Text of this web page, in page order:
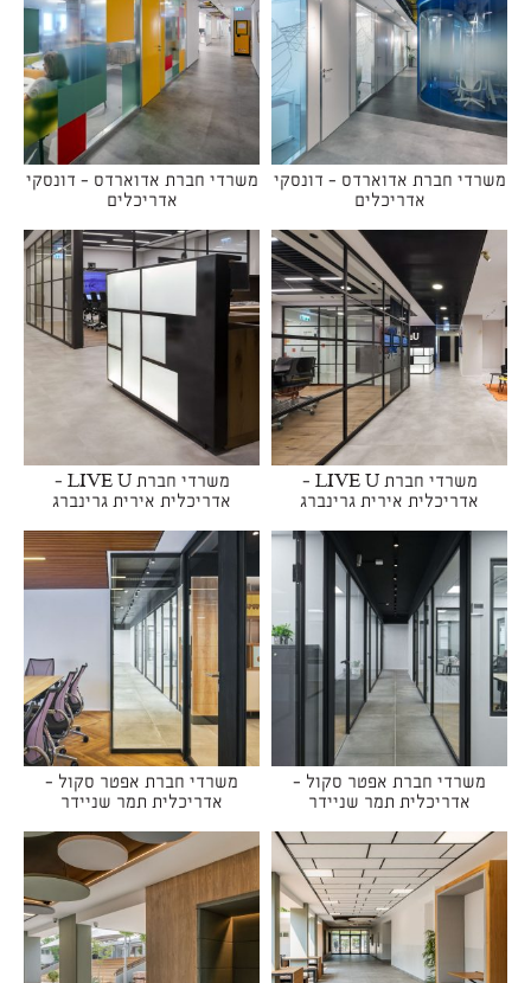
משרדי חברת אדוארדס - דונסקי
אדריכלים
משרדי חברת אדוארדס - דונסקי
אדריכלים
משרדי חברת LIVE U -
אדריכלית אירית גרינברג
משרדי חברת LIVE U -
אדריכלית אירית גרינברג
משרדי חברת אפטר סקול -
אדריכלית תמר שניידר
משרדי חברת אפטר סקול -
אדריכלית תמר שניידר